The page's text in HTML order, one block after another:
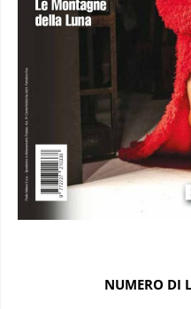
NUMERO DI